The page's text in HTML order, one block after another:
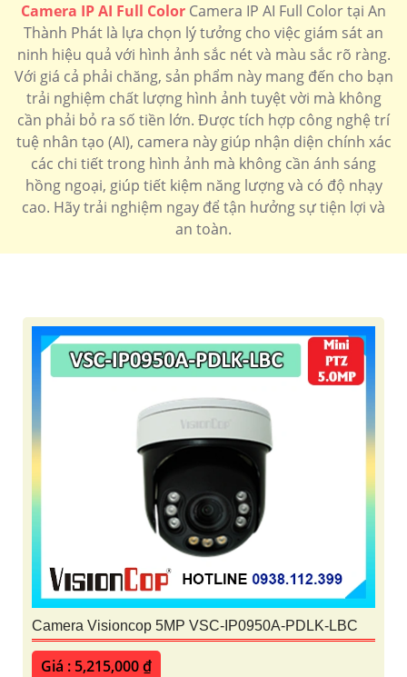
Camera IP AI Full Color Camera IP AI Full Color tại An
Thành Phát là lựa chọn lý tưởng cho việc giám sát an
ninh hiệu quả với hình ảnh sắc nét và màu sắc rõ ràng.
Với giá cả phải chăng, sản phẩm này mang đến cho bạn
trải nghiệm chất lượng hình ảnh tuyệt vời mà không
cần phải bỏ ra số tiền lớn. Được tích hợp công nghệ trí
tuệ nhân tạo (AI), camera này giúp nhận diện chính xác
các chi tiết trong hình ảnh mà không cần ánh sáng
hồng ngoại, giúp tiết kiệm năng lượng và có độ nhạy
cao. Hãy trải nghiệm ngay để tận hưởng sự tiện lợi và
an toàn.
Camera Visioncop 5MP VSC-IP0950A-PDLK-LBC
Giá : 5,215,000 ₫